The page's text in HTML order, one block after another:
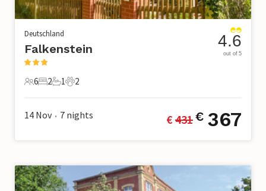
Deutschland
Falkenstein
6 Gäste
6
2 Schlafzimmer
2
1 Badezimmer
1
2 Haustiere
2
4.6
out of 5
14 Nov • 7 nights € 431€ 367